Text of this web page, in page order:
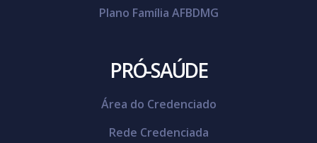
Plano Família AFBDMG
PRÓ-SAÚDE
Área do Credenciado
Rede Credenciada